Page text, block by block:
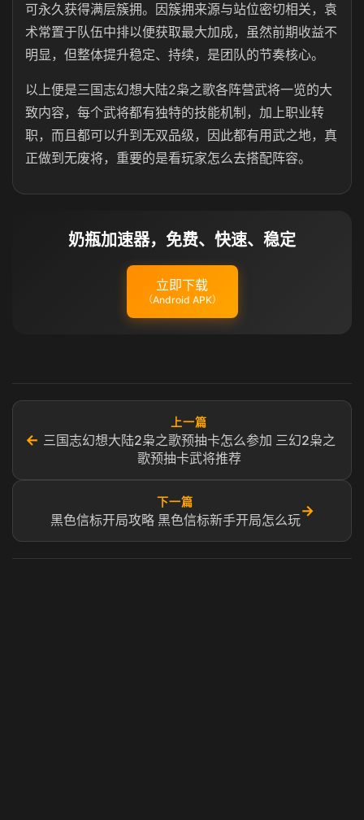
可永久获得满层簇拥。因簇拥来源与站位密切相关，袁
术常置于队伍中排以便获取最大加成，虽然前期收益不
明显，但整体提升稳定、持续，是团队的节奏核心。
以上便是三国志幻想大陆2枭之歌各阵营武将一览的大
致内容，每个武将都有独特的技能机制，加上职业转
职，而且都可以升到无双品级，因此都有用武之地，真
正做到无废将，重要的是看玩家怎么去搭配阵容。
奶瓶加速器，免费、快速、稳定
立即下载
（Android APK）
←
上一篇
三国志幻想大陆2枭之歌预抽卡怎么参加 三幻2枭之
歌预抽卡武将推荐
下一篇
黑色信标开局攻略 黑色信标新手开局怎么玩
→